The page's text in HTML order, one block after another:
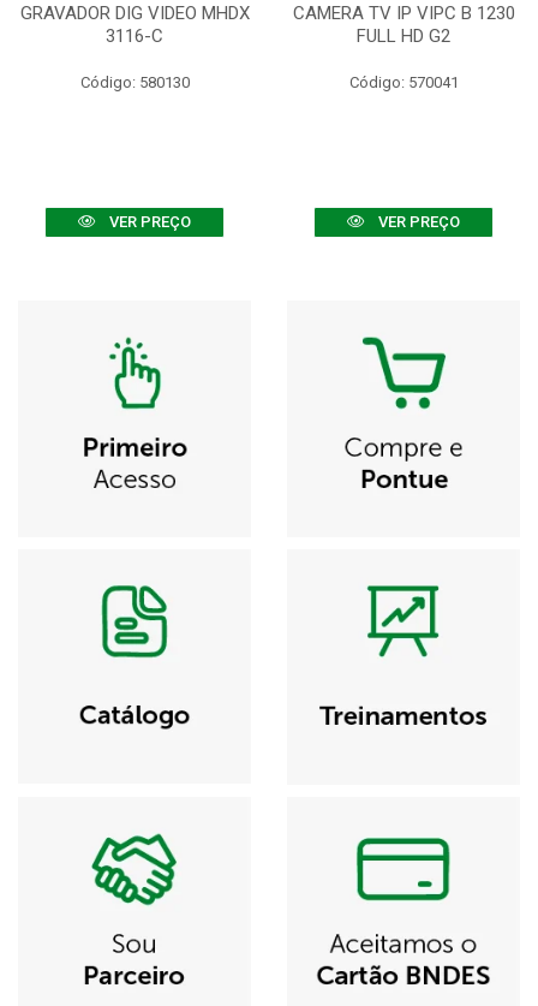
GRAVADOR DIG VIDEO MHDX
3116-C
Código: 580130
VER PREÇO
CAMERA TV IP VIPC B 1230
FULL HD G2
Código: 570041
VER PREÇO